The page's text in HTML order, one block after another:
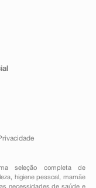
seleção completa de
, higiene pessoal ,mamãe
necessidades de saúde e